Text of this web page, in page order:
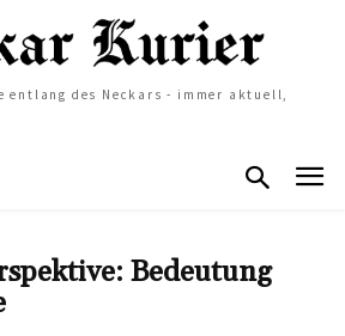
entlang des Neckars - immer aktuell,
Bedeutung